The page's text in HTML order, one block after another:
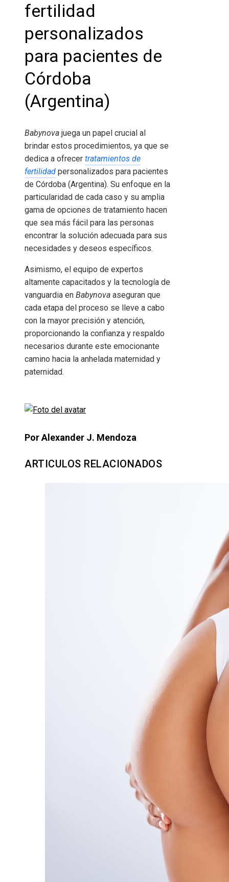
fertilidad
personalizados
para pacientes de
Córdoba
(Argentina)
Babynova juega un papel crucial al
brindar estos procedimientos, ya que se
dedica a ofrecer tratamientos de
fertilidad personalizados para pacientes
de Córdoba (Argentina). Su enfoque en la
particularidad de cada caso y su amplia
gama de opciones de tratamiento hacen
que sea más fácil para las personas
encontrar la solución adecuada para sus
necesidades y deseos específicos.
Asimismo, el equipo de expertos
altamente capacitados y la tecnología de
vanguardia en Babynova aseguran que
cada etapa del proceso se lleve a cabo
con la mayor precisión y atención,
proporcionando la confianza y respaldo
necesarios durante este emocionante
camino hacia la anhelada maternidad y
paternidad.
Por Alexander J. Mendoza
ARTICULOS RELACIONADOS